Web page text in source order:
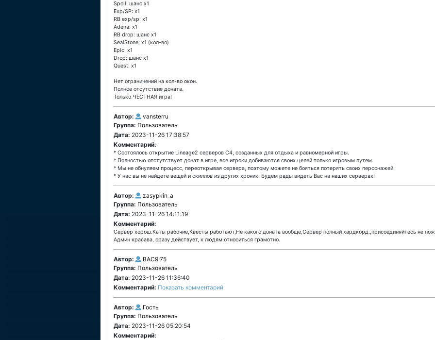
Spoil: шанс х1
Exp/SP: x1
RB exp/sp: x1
Adena: x1
RB drop: шанс х1
SealStone: х1 (кол-во)
Epic: x1
Drop: шанс х1
Quest: x1
Нет ограничений на кол-во окон.
Полное отсутствие доната.
Только ЧЕСТНАЯ игра!
Автор:
vansterru
Группа: Пользователь
Дата: 2023-11-26 17:38:57
Комментарий:
* Состоялось открытие Lineage2 серверов С4, созданных для отдыха и равномерной игры.
* Полностью отстутствует донат в игре, все игроки добиваются своих целей только игровым путем.
* Мы не обнуляем процесс, переоткрывая сервера, поэтому можете не бояться потерять своих персонажей.
* У нас вы не найдете вещей и скиллов из других хроник. Будем рады видеть Вас на наших серверах!
Автор:
zasypkin_a
Группа: Пользователь
Дата: 2023-11-26 14:11:19
Комментарий:
Сервер хорош.Каты рабочие,Квесты работают,Не какого доната вообще,Сервер полный хардкорд.,присоединяйтесь не
Админ красава, сразу действует, к людям относиться грамотно.
Автор:
BAC9I75
Группа: Пользователь
Дата: 2023-11-26 11:36:40
Комментарий: Показать комментарий
Автор:
Гость
Группа: Пользователь
Дата: 2023-11-26 05:20:54
Комментарий: